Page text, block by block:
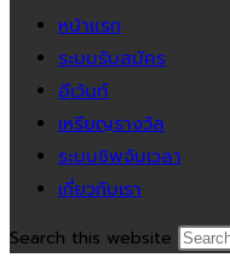
หน้าแรก
ระบบรับสมัคร
อีเว้นท์
เหรียญรางวัล
ระบบชิพจับเวลา
เกี่ยวกับเรา
Search this website